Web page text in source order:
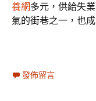
養網多元，供給失
氣的街巷之一，也
發佈留言